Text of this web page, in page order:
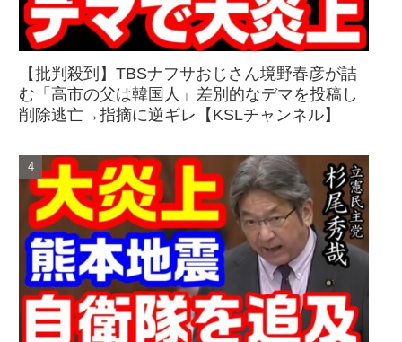
【批判殺到】TBSナフサおじさん境野春彦が詰
む「高市の父は韓国人」差別的なデマを投稿し
削除逃亡→指摘に逆ギレ【KSLチャンネル】